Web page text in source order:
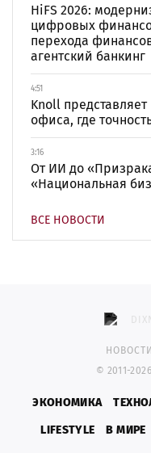
HiFS 2026:
цифровых
перехода
агентский банкинг
4:51
Knoll
офиса, где
3:16
От ИИ до
«Национальная
ВСЕ НОВОСТИ
© 2011-
ЭКОНОМИКА
LIFESTYLE
В МИРЕ